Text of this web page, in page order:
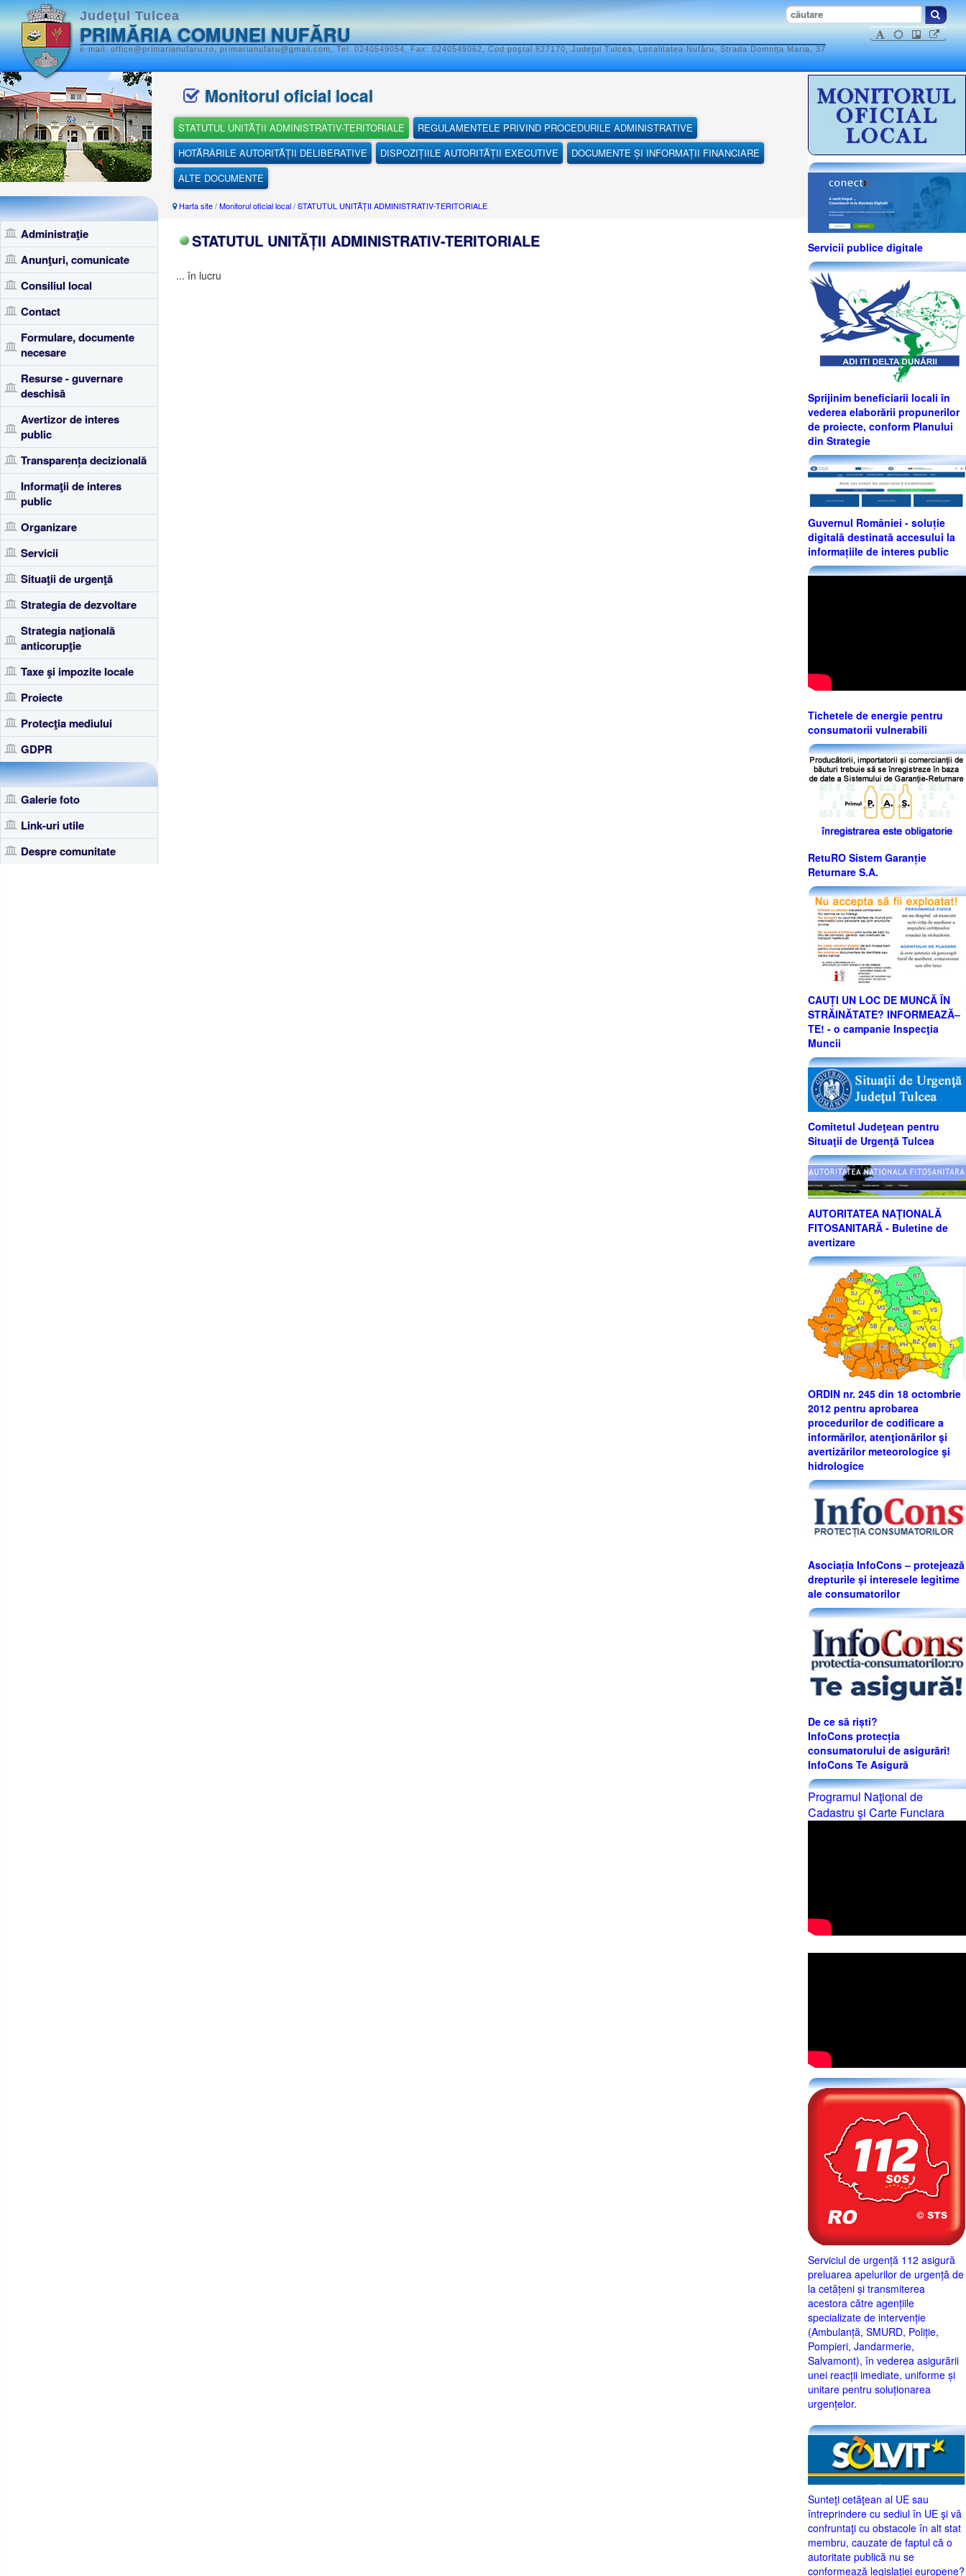
Judeţul Tulcea
PRIMĂRIA COMUNEI NUFĂRU
e-mail: office@primarianufaru.ro, primarianufaru@gmail.com, Tel: 0240549054, Fax: 0240549062, Cod poştal 827170, Judeţul Tulcea, Localitatea Nufăru, Strada Domnița Maria, 37
Administraţie
Anunţuri, comunicate
Consiliul local
Contact
Formulare, documente
necesare
Resurse - guvernare
deschisă
Avertizor de interes
public
Transparența decizională
Informaţii de interes
public
Organizare
Servicii
Situaţii de urgenţă
Strategia de dezvoltare
Strategia naţională
anticorupţie
Taxe şi impozite locale
Proiecte
Protecţia mediului
GDPR
Galerie foto
Link-uri utile
Despre comunitate
Monitorul oficial local
STATUTUL UNITĂȚII ADMINISTRATIV-TERITORIALE
REGULAMENTELE PRIVIND PROCEDURILE ADMINISTRATIVE
HOTĂRÂRILE AUTORITĂȚII DELIBERATIVE
DISPOZIȚIILE AUTORITĂȚII EXECUTIVE
DOCUMENTE ȘI INFORMAȚII FINANCIARE
ALTE DOCUMENTE
Harta site/Monitorul oficial local/STATUTUL UNITĂȚII ADMINISTRATIV-TERITORIALE
STATUTUL UNITĂȚII ADMINISTRATIV-TERITORIALE
... în lucru
Servicii publice digitale
Sprijinim beneficiarii locali în
vederea elaborării propunerilor
de proiecte, conform Planului
din Strategie
Guvernul României - soluție
digitală destinată accesului la
informațiile de interes public
Tichetele de energie pentru
consumatorii vulnerabili
RetuRO Sistem Garanție
Returnare S.A.
CAUȚI UN LOC DE MUNCĂ ÎN
STRĂINĂTATE? INFORMEAZĂ–
TE! - o campanie Inspecţia
Muncii
Comitetul Judeţean pentru
Situaţii de Urgenţă Tulcea
AUTORITATEA NAŢIONALĂ
FITOSANITARĂ - Buletine de
avertizare
ORDIN nr. 245 din 18 octombrie
2012 pentru aprobarea
procedurilor de codificare a
informărilor, atenţionărilor şi
avertizărilor meteorologice şi
hidrologice
Asociația InfoCons – protejează
drepturile și interesele legitime
ale consumatorilor
De ce să riști?
InfoCons protecția
consumatorului de asigurări!
InfoCons Te Asigură
Programul Naţional de
Cadastru şi Carte Funciara
Serviciul de urgență 112 asigură
preluarea apelurilor de urgență de
la cetățeni și transmiterea
acestora către agențiile
specializate de intervenție
(Ambulanță, SMURD, Poliție,
Pompieri, Jandarmerie,
Salvamont), în vederea asigurării
unei reacții imediate, uniforme și
unitare pentru soluționarea
urgențelor.
Sunteţi cetăţean al UE sau
întreprindere cu sediul în UE şi vă
confruntaţi cu obstacole în alt stat
membru, cauzate de faptul că o
autoritate publică nu se
conformează legislaţiei europene?